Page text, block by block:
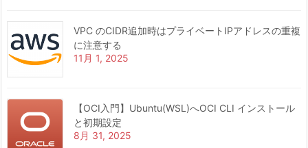
VPC のCIDR追加時はプライベートIPアドレスの重複
に注意する
11月 1, 2025
【OCI入門】Ubuntu(WSL)へOCI CLI インストール
と初期設定
8月 31, 2025